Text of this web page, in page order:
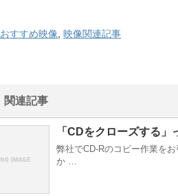
おすすめ映像 映像関連記事
関連記事
「CDをクローズする」
弊社でCD-Rのコピー作業を
か …